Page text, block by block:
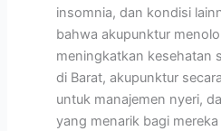
insomnia, dan kondisi
bahwa akupunktur
meningkatkan kesehatan
di Barat, akupunktur
untuk manajemen nyeri,
yang menarik bagi